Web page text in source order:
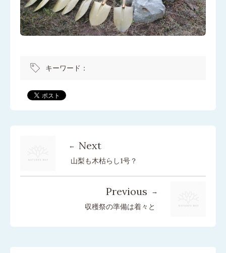
キーワード：
Next
山梨も木枯らし1号？
Previous
収穫祭の準備は着々と